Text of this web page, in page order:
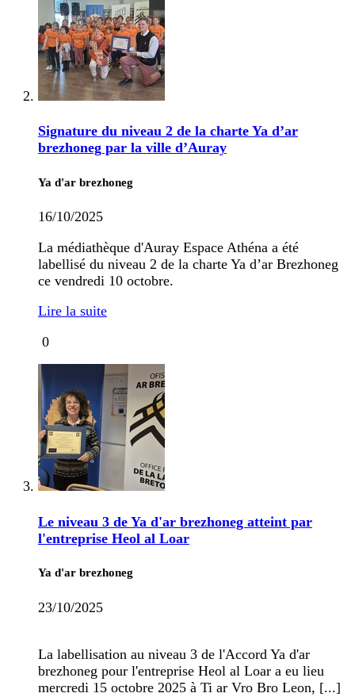
Signature du niveau 2 de la charte Ya d’ar
brezhoneg par la ville d’Auray
Ya d'ar brezhoneg
16/10/2025
La médiathèque d'Auray Espace Athéna a été
labellisé du niveau 2 de la charte Ya d’ar Brezhoneg
ce vendredi 10 octobre.
Lire la suite
0
Le niveau 3 de Ya d'ar brezhoneg atteint par
l'entreprise Heol al Loar
Ya d'ar brezhoneg
23/10/2025
La labellisation au niveau 3 de l'Accord Ya d'ar
brezhoneg pour l'entreprise Heol al Loar a eu lieu
mercredi 15 octobre 2025 à Ti ar Vro Bro Leon, [...]